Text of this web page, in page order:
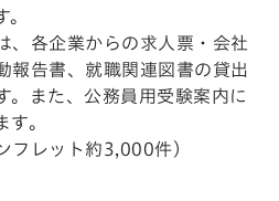
、各企業からの求人票・会社
報告書、就職関連図書の貸出
。また、公務員用受験案内に
す。
フレット約3,000件）